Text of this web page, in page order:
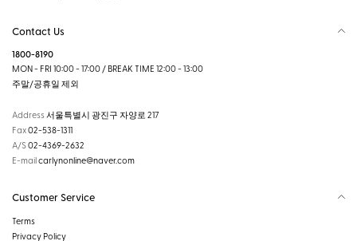
Contact Us
1800-8190
MON - FRI 10:00 - 17:00 / BREAK TIME 12:00 - 13:00
주말/공휴일 제외
Address서울특별시 광진구 자양로 217
Fax02-538-1311
A/S02-4369-2632
E-mailcarlynonline@naver.com
Customer Service
Terms
Privacy Policy